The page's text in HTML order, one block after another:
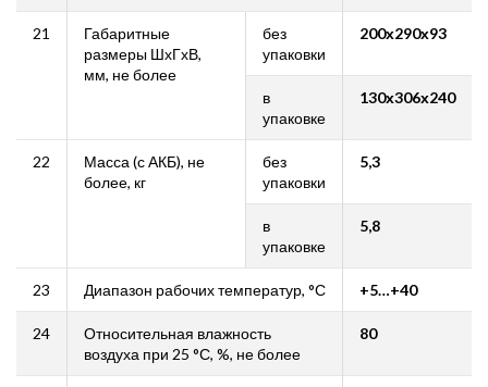
21
Габаритные
размеры ШхГхВ,
мм, не более
без
упаковки
200х290х93
в
упаковке
130х306х240
22
Масса (с АКБ), не
более, кг
без
упаковки
5,3
в
упаковке
5,8
23 Диапазон рабочих температур, °С +5…+40
24
Относительная влажность
воздуха при 25 °С, %, не более
80